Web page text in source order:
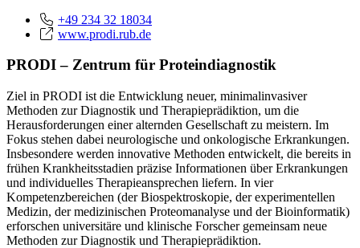
+49 234 32 18034
www.prodi.rub.de
PRODI – Zentrum für Proteindiagnostik
Ziel in PRODI ist die Entwicklung neuer, minimalinvasiver
Methoden zur Diagnostik und Therapieprädiktion, um die
Herausforderungen einer alternden Gesellschaft zu meistern. Im
Fokus stehen dabei neurologische und onkologische Erkrankungen.
Insbesondere werden innovative Methoden entwickelt, die bereits in
frühen Krankheitsstadien präzise Informationen über Erkrankungen
und individuelles Therapieansprechen liefern. In vier
Kompetenzbereichen (der Biospektroskopie, der experimentellen
Medizin, der medizinischen Proteomanalyse und der Bioinformatik)
erforschen universitäre und klinische Forscher gemeinsam neue
Methoden zur Diagnostik und Therapieprädiktion.